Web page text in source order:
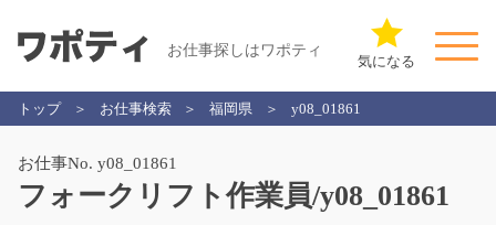
お仕事探しはワポティ
気になる
トップ お仕事検索 福岡県 y08_01861
お仕事No. y08_01861
フォークリフト作業員/y08_01861